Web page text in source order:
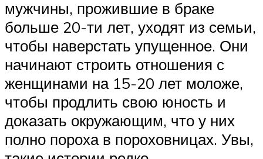
мужчины, прожившие в браке
больше 20-ти лет, уходят из семьи,
чтобы наверстать упущенное. Они
начинают строить отношения с
женщинами на 15-20 лет моложе,
чтобы продлить свою юность и
доказать окружающим, что у них
полно пороха в пороховницах. Увы,